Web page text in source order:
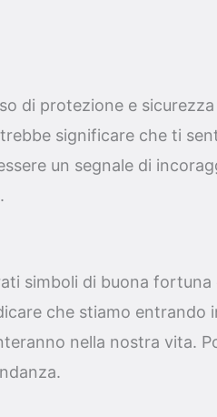
di protezione e
significare che ti
un segnale di
simboli di buona fortuna
che stiamo entrando
nella nostra vita.